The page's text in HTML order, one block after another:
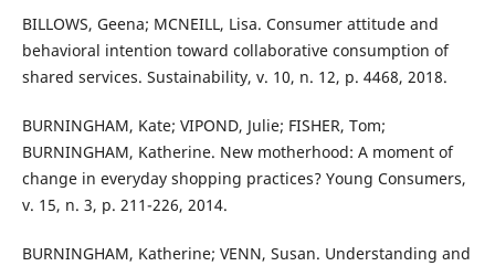
BILLOWS, Geena; MCNEILL, Lisa. Consumer attitude and
behavioral intention toward collaborative consumption of
shared services. Sustainability, v. 10, n. 12, p. 4468, 2018.
BURNINGHAM, Kate; VIPOND, Julie; FISHER, Tom;
BURNINGHAM, Katherine. New motherhood: A moment of
change in everyday shopping practices? Young Consumers,
v. 15, n. 3, p. 211-226, 2014.
BURNINGHAM, Katherine; VENN, Susan. Understanding and